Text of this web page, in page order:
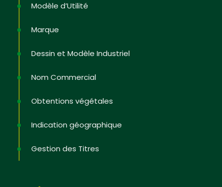
Modèle d’Utilité
Marque
Dessin et Modèle Industriel
Nom Commercial
Obtentions végétales
Indication géographique
Gestion des Titres